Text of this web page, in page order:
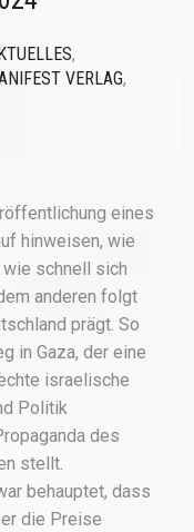
,
VERLAG,
eines
hinweisen, wie
schnell sich
anderen folgt
prägt. So
in Gaza, der eine
israelische
Politik
des
stellt.
behauptet, dass
die Preise